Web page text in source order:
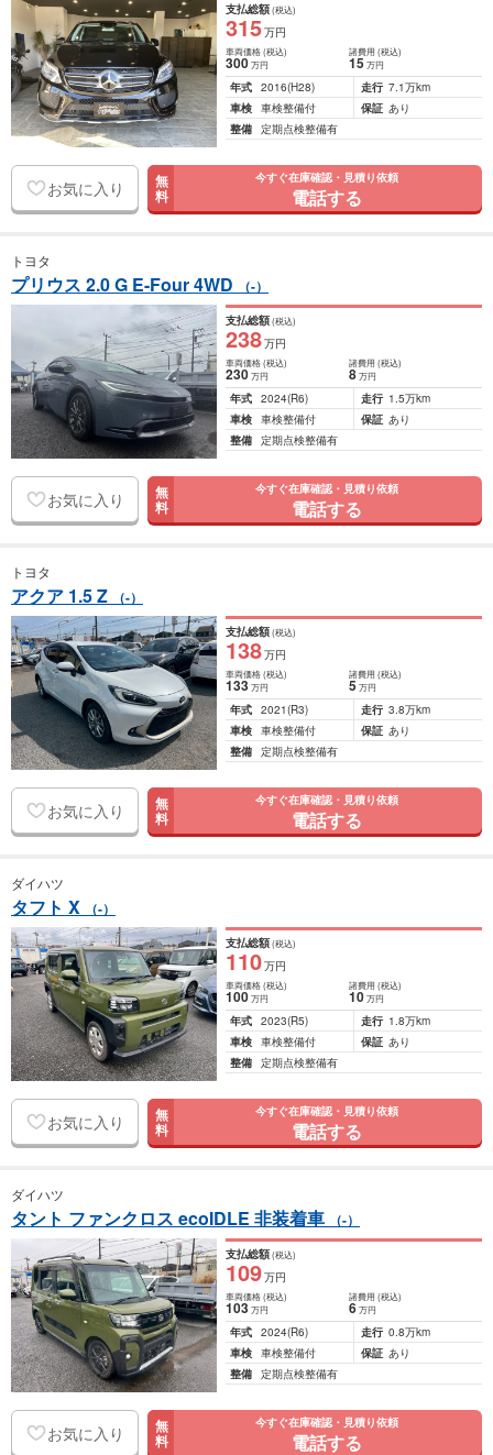
支払総額(税込)
315万円
車両価格(税込)
300万円
諸費用 (税込)
15 万円
年式 2016(H28) 走行 7.1万km
車検 車検整備付 保証 あり
整備 定期点検整備有
お気に入り 無
料
今すぐ在庫確認・見積り依頼
電話する
トヨタ
プリウス 2.0 G E-Four 4WD （-）
支払総額(税込)
238万円
車両価格(税込)
230万円
諸費用 (税込)
8 万円
年式 2024(R6) 走行 1.5万km
車検 車検整備付 保証 あり
整備 定期点検整備有
お気に入り 無
料
今すぐ在庫確認・見積り依頼
電話する
トヨタ
アクア 1.5 Z （-）
支払総額(税込)
138万円
車両価格(税込)
133万円
諸費用 (税込)
5 万円
年式 2021(R3) 走行 3.8万km
車検 車検整備付 保証 あり
整備 定期点検整備有
お気に入り 無
料
今すぐ在庫確認・見積り依頼
電話する
ダイハツ
タフト X （-）
支払総額(税込)
110万円
車両価格(税込)
100万円
諸費用 (税込)
10 万円
年式 2023(R5) 走行 1.8万km
車検 車検整備付 保証 あり
整備 定期点検整備有
お気に入り 無
料
今すぐ在庫確認・見積り依頼
電話する
ダイハツ
タント ファンクロス ecoIDLE 非装着車 （-）
支払総額(税込)
109万円
車両価格(税込)
103万円
諸費用 (税込)
6 万円
年式 2024(R6) 走行 0.8万km
車検 車検整備付 保証 あり
整備 定期点検整備有
お気に入り 無
料
今すぐ在庫確認・見積り依頼
電話する